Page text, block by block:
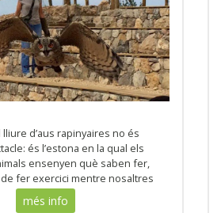
lliure d’aus rapinyaires no és
és l’estona en la qual els
ensenyen què saben fer,
fer exercici mentre nosaltres
característiques als nostres
més info